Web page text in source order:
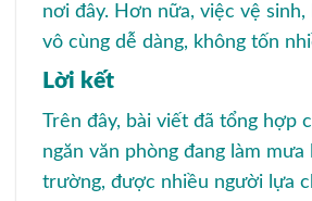
nơi đây. Hơn nữa, việc vệ sinh,
vô cùng dễ dàng, không tốn
Lời kết
Trên đây, bài viết đã tổng hợp
ngăn văn phòng đang làm
trường, được nhiều người lựa